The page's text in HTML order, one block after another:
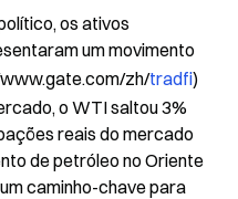
os ativos
um movimento
zh/tradfi)
o WTI saltou 3%
reais do mercado
de petróleo no Oriente
caminho-chave para